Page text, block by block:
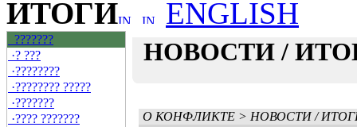
ИТОГИ
???????
·? ???
·????????
·???????? ?????
·???????
·???? ???????
НОВОСТИ /
О КОНФЛИКТЕ > НОВОСТИ /